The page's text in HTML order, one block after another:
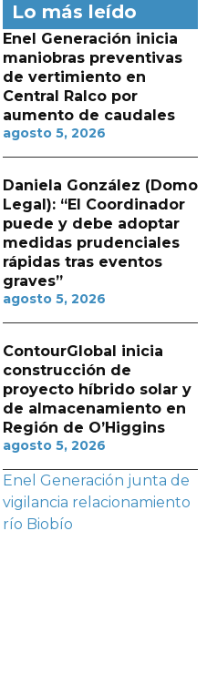
Lo más leído
Enel Generación inicia
maniobras preventivas
de vertimiento en
Central Ralco por
aumento de caudales
agosto 5, 2026
Daniela González (Domo
Legal): “El Coordinador
puede y debe adoptar
medidas prudenciales
rápidas tras eventos
graves”
agosto 5, 2026
ContourGlobal inicia
construcción de
proyecto híbrido solar y
de almacenamiento en
Región de O’Higgins
agosto 5, 2026
Enel Generación junta de
vigilancia relacionamiento
río Biobío